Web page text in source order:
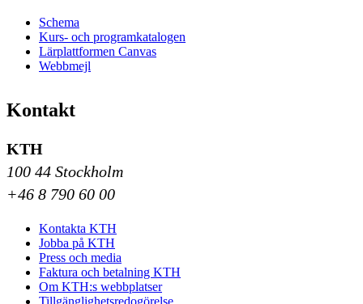
Schema
Kurs- och programkatalogen
Lärplattformen Canvas
Webbmejl
Kontakt
KTH
100 44 Stockholm
+46 8 790 60 00
Kontakta KTH
Jobba på KTH
Press och media
Faktura och betalning KTH
Om KTH:s webbplatser